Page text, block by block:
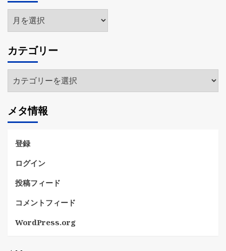
ア
ー
イ
ブ
カテゴリー
テ
リ
ー
メタ情報
登録
ログイン
投稿フィード
コメントフィード
WordPress.org